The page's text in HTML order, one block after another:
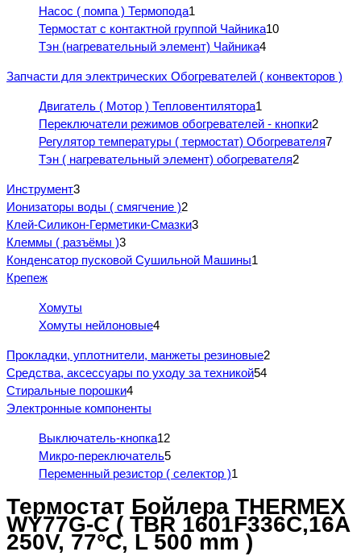
Насос ( помпа ) Термопода1
Термостат с контактной группой Чайника10
Тэн (нагревательный элемент) Чайника4
Запчасти для электрических Обогревателей ( конвекторов )
Двигатель ( Мотор ) Тепловентилятора1
Переключатели режимов обогревателей - кнопки2
Регулятор температуры ( термостат) Обогревателя7
Тэн ( нагревательный элемент) обогревателя2
Инструмент3
Ионизаторы воды ( смягчение )2
Клей-Силикон-Герметики-Смазки3
Клеммы ( разъёмы )3
Конденсатор пусковой Сушильной Машины1
Крепеж
Хомуты
Хомуты нейлоновые4
Прокладки, уплотнители, манжеты резиновые2
Средства, аксессуары по уходу за техникой54
Стиральные порошки4
Электронные компоненты
Выключатель-кнопка12
Микро-переключатель5
Переменный резистор ( селектор )1
Термостат Бойлера THERMEX
WY77G-C ( TBR 1601F336C,16A
250V, 77°C, L 500 mm )